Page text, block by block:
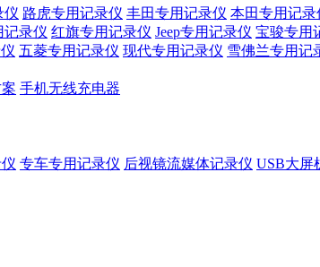
仪 路虎专用记录仪 丰田专用记录仪 本田专用记录
记录仪 红旗专用记录仪 Jeep专用记录仪 宝骏专用
五菱专用记录仪 现代专用记录仪 雪佛兰专用记
手机无线充电器
专车专用记录仪 后视镜流媒体记录仪 USB大屏